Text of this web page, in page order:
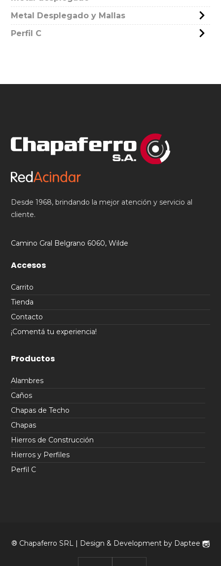
Metal Desplegado y Mallas
Perfil C
Desde 1968, brindando la mejor atención y servicio al
cliente.
Camino Gral Belgrano 6060, Wilde
Accesos
Carrito
Tienda
Contacto
¡Comentá tu experiencia!
Productos
Alambres
Caños
Chapas de Techo
Chapas
Hierros de Construcción
Hierros y Perfiles
Perfil C
® Chapaferro SRL | Design & Development by Daptee